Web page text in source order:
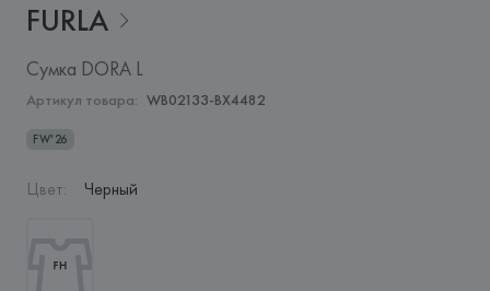
FURLA
Сумка DORA L
Артикул товара: WB02133-BX4482
FW'26
Цвет: Черный